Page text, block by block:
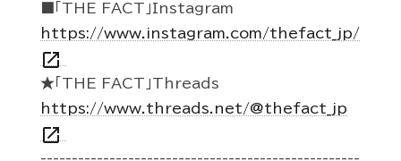
■「THE FACT」Instagram
https://www.instagram.com/thefact_jp/
open_in_new
★「THE FACT」Threads
https://www.threads.net/@thefact_jp
open_in_new